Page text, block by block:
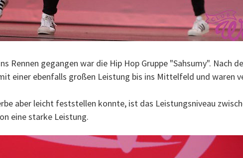
Rennen gegangen war die Hip Hop Gruppe "Sahsumy". Nach
einer ebenfalls großen Leistung bis ins Mittelfeld und waren
aber leicht feststellen konnte, ist das Leistungsniveau
eine starke Leistung.